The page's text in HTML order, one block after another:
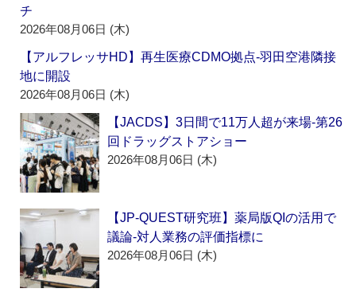
チ
2026年08月06日 (木)
【アルフレッサHD】再生医療CDMO拠点‐羽田空港隣接
地に開設
2026年08月06日 (木)
【JACDS】3日間で11万人超が来場‐第26
回ドラッグストアショー
2026年08月06日 (木)
【JP-QUEST研究班】薬局版QIの活用で
議論‐対人業務の評価指標に
2026年08月06日 (木)